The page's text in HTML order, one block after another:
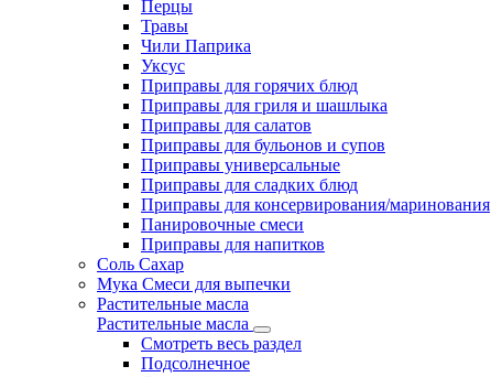
Перцы
Травы
Чили Паприка
Уксус
Приправы для горячих блюд
Приправы для гриля и шашлыка
Приправы для салатов
Приправы для бульонов и супов
Приправы универсальные
Приправы для сладких блюд
Приправы для консервирования/маринования
Панировочные смеси
Приправы для напитков
Соль Сахар
Мука Смеси для выпечки
Растительные масла
Растительные масла
Смотреть весь раздел
Подсолнечное